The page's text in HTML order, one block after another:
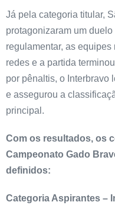
Já pela categoria titular,
protagonizaram um
regulamentar, as
redes e a partida
por pênaltis, o Interbravo
e assegurou a
principal.
Com os resultados, os
Campeonato Gado
definidos:
Categoria Aspirantes –